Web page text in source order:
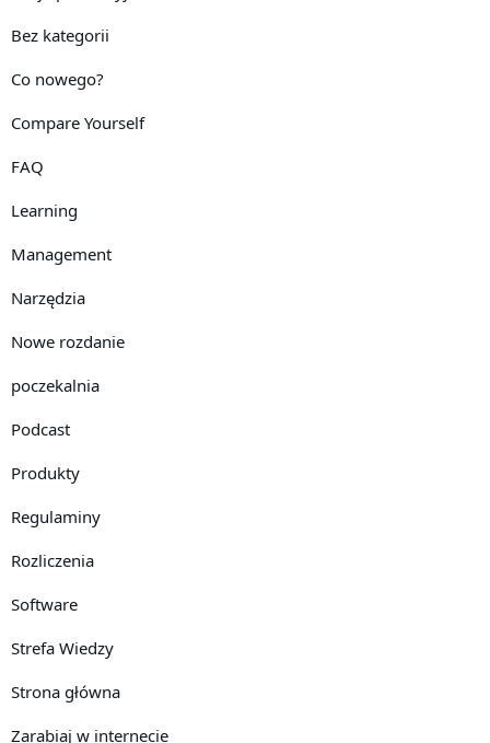
Bez kategorii
Co nowego?
Compare Yourself
FAQ
Learning
Management
Narzędzia
Nowe rozdanie
poczekalnia
Podcast
Produkty
Regulaminy
Rozliczenia
Software
Strefa Wiedzy
Strona główna
Zarabiaj w internecie